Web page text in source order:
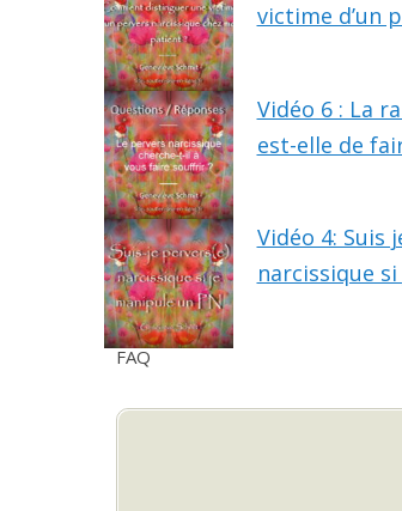
victime d’un
Vidéo 6 : La
est-elle de
Vidéo 4: Suis
narcissique
FAQ